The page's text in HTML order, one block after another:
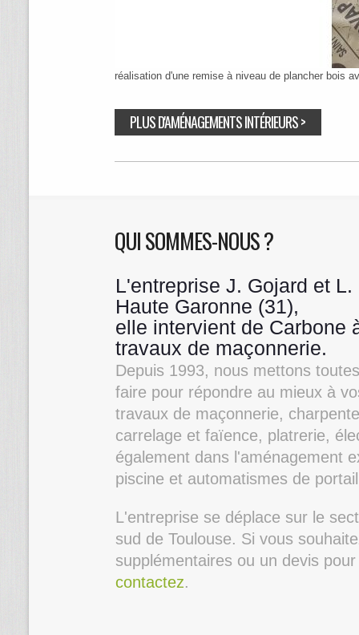
réalisation d'une remise à niveau de plancher bois
PLUS D'AMÉNAGEMENTS INTÉRIEURS >
QUI SOMMES-NOUS ?
L'entreprise J. Gojard et
Haute Garonne (31),
elle intervient de Carbone
travaux de maçonnerie.
Depuis 1993, nous mettons
faire pour répondre au mieux à
travaux de maçonnerie,
carrelage et faïence, platrerie,
également dans l'aménagement
piscine et automatismes de
L'entreprise se déplace sur le
sud de Toulouse. Si vous
supplémentaires ou un devis
contactez.